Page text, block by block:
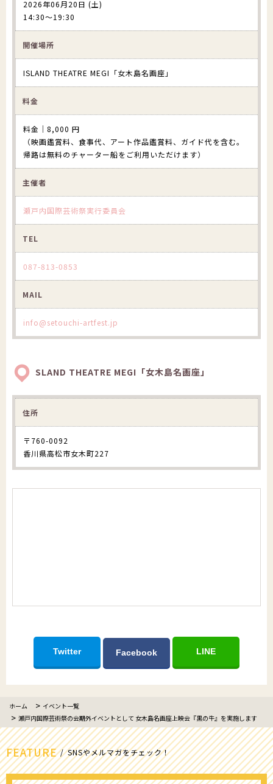
2026年06月20日 (土)
14:30～19:30
開催場所
ISLAND THEATRE MEGI「女木島名画座」
料金
料金｜8,000 円
（映画鑑賞料、食事代、アート作品鑑賞料、ガイド代を含む。
帰路は無料のチャーター船をご利用いただけます）
主催者
瀬戸内国際芸術祭実行委員会
TEL
087-813-0853
MAIL
info@setouchi-artfest.jp
SLAND THEATRE MEGI「女木島名画座」
住所
〒760-0092
香川県高松市女木町227
Twitter Facebook LINE
ホーム
イベント一覧
瀬戸内国際芸術祭の会期外イベントとして 女木島名画座上映会『黒の牛』を実施します
FEATURE SNSやメルマガをチェック！